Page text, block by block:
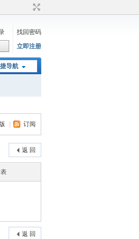
找回密码
立即注册
导航
订阅
返 回
返 回